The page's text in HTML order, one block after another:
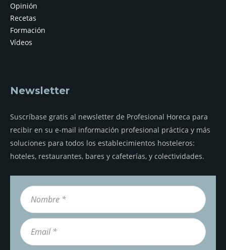
Opinión
Recetas
Formación
Vídeos
Newsletter
Suscríbase gratis al newsletter de Profesional Horeca para
recibir en su e-mail información profesional práctica y más
soluciones para todos los establecimientos hosteleros:
hoteles, restaurantes, bares y cafeterías, y colectividades.